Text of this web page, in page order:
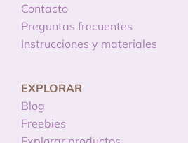
Contacto
Preguntas frecuentes
Instrucciones y materiales
EXPLORAR
Blog
Freebies